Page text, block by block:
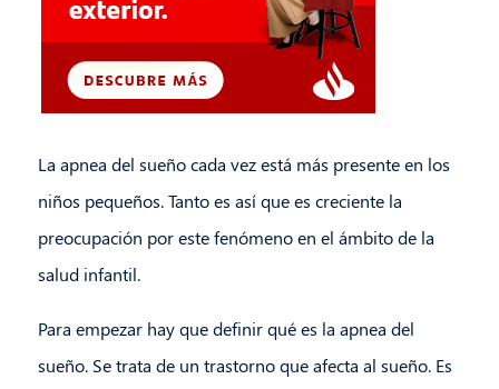
La apnea del sueño cada vez está más presente en los
niños pequeños. Tanto es así que es creciente la
preocupación por este fenómeno en el ámbito de la
salud infantil.
Para empezar hay que definir qué es la apnea del
sueño. Se trata de un trastorno que afecta al sueño. Es